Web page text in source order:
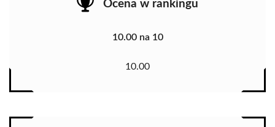
Ocena w rankingu
10.00 na 10
10.00